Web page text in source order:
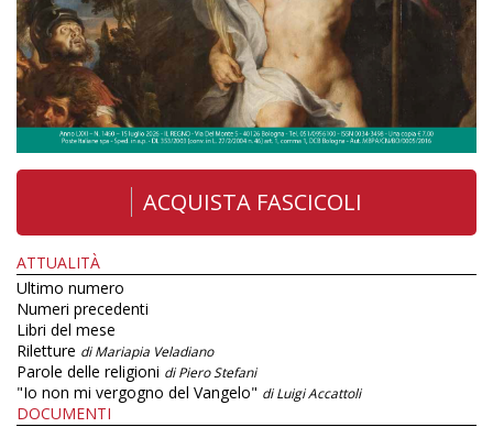
ACQUISTA FASCICOLI
ATTUALITÀ
Ultimo numero
Numeri precedenti
Libri del mese
Riletture di Mariapia Veladiano
Parole delle religioni di Piero Stefani
"Io non mi vergogno del Vangelo" di Luigi Accattoli
DOCUMENTI